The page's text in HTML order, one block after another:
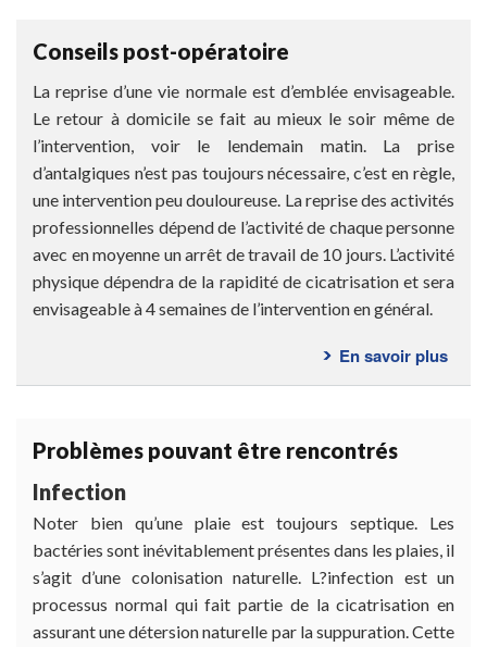
?
Conseils post-opératoire
La reprise d’une vie normale est d’emblée envisageable.
Le retour à domicile se fait au mieux le soir même de
l’intervention, voir le lendemain matin. La prise
d’antalgiques n’est pas toujours nécessaire, c’est en règle,
une intervention peu douloureuse. La reprise des activités
professionnelles dépend de l’activité de chaque personne
avec en moyenne un arrêt de travail de 10 jours. L’activité
physique dépendra de la rapidité de cicatrisation et sera
envisageable à 4 semaines de l’intervention en général.
En savoir plussur
Problèmes pouvant être rencontrés
Infection
Noter bien qu’une plaie est toujours septique. Les
bactéries sont inévitablement présentes dans les plaies, il
s’agit d’une colonisation naturelle. L?infection est un
processus normal qui fait partie de la cicatrisation en
assurant une détersion naturelle par la suppuration. Cette